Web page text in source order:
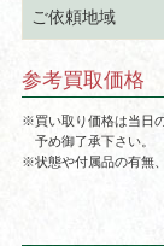
ご依頼地域
参考買取価格
※買い取り価格は当日
予め御了承下さい。
※状態や付属品の有無